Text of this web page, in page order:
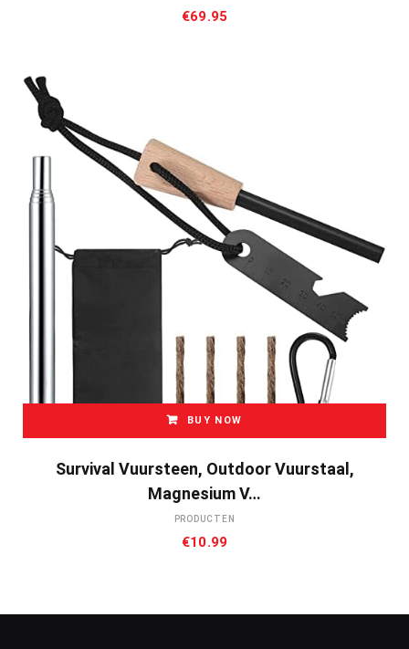
€69.95
BUY NOW
Survival Vuursteen, Outdoor Vuurstaal,
Magnesium V…
PRODUCTEN
€10.99